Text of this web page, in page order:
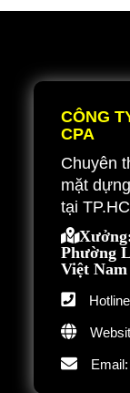
Đọc tiếp
Thiết kế, thi
nghiệp
08-11-2019
) Bình luận
Thiết kế, thi
Sài Gòn CPA là
CÔNG
CPA
Chuyên
mặt
tại
Phường
Việt Nam